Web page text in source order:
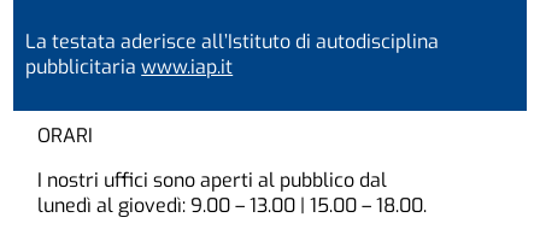
La testata aderisce all’Istituto di autodisciplina
pubblicitariawww.iap.it
ORARI
I nostri uffici sono aperti al pubblico dal
lunedì al giovedì: 9.00 – 13.00 | 15.00 – 18.00.